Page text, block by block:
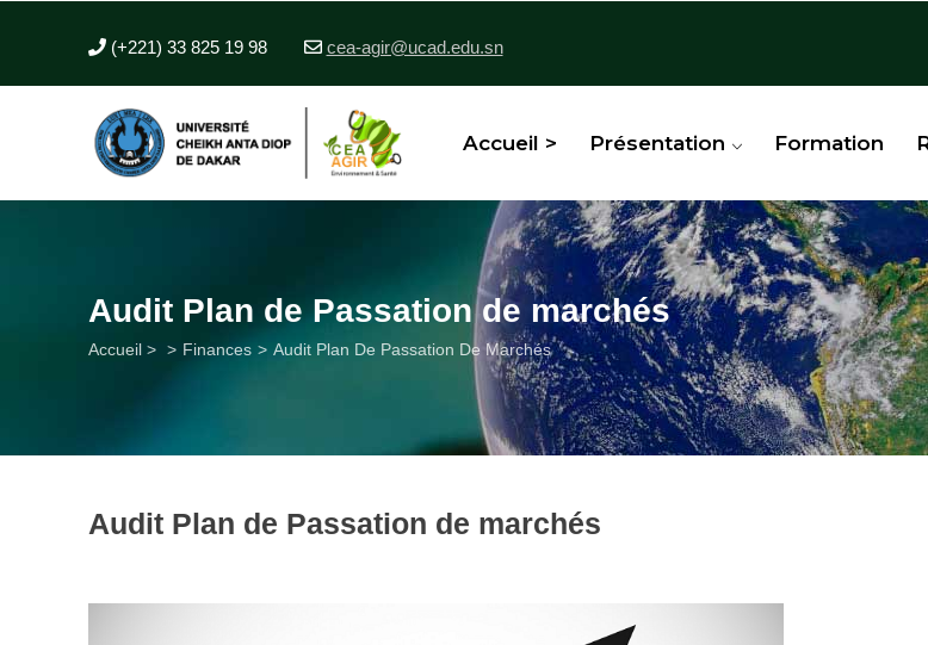
(+221) 33 825 19 98 cea-agir@ucad.edu.sn
Accueil > Présentation Formation
Audit Plan de Passation de marchés
Fil
Accueil > Finances Audit Plan De Passation De Marchés
Audit Plan de Passation de marchés